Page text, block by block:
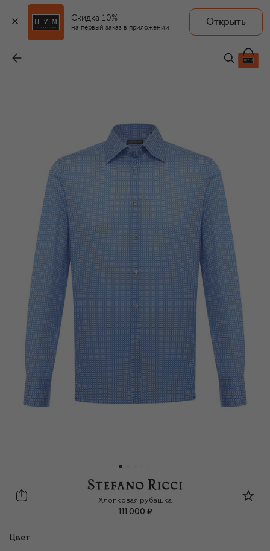
Скидка 10%
на первый заказ в приложении
Открыть
111 000 ₽
Stefano Ricci
Хлопковая рубашка
111 000 ₽
Цвет